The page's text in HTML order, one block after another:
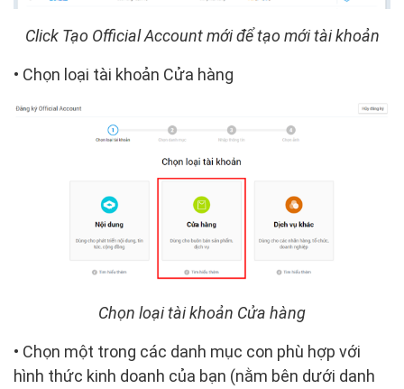
Click Tạo Official Account mới để tạo mới tài khoản
• Chọn loại tài khoản Cửa hàng
Chọn loại tài khoản Cửa hàng
• Chọn một trong các danh mục con phù hợp với
hình thức kinh doanh của bạn (nằm bên dưới danh